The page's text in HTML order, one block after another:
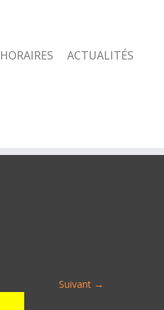
HORAIRES
ACTUALITÉS
Suivant →